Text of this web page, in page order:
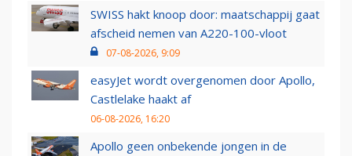
SWISS hakt knoop door: maatschappij gaat
afscheid nemen van A220-100-vloot
07-08-2026, 9:09
easyJet wordt overgenomen door Apollo,
Castlelake haakt af
06-08-2026, 16:20
Apollo geen onbekende jongen in de